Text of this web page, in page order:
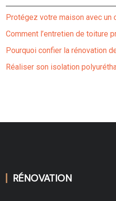
Protégez votre maison avec un
Comment l’entretien de toiture
Pourquoi confier la rénovation
Réaliser son isolation
RÉNOVATION